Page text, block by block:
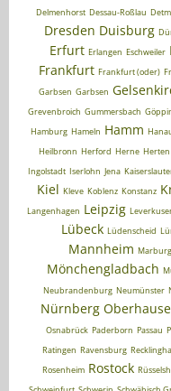
Delmenhorst Dessau-Roßlau
Dresden Duisburg
Erfurt Erlangen Eschweiler
Frankfurt Frankfurt (oder)
Garbsen Garbsen
Grevenbroich Gummersbach
Hamburg Hameln Hamm
Heilbronn Herford Herne Herten
Ingolstadt Iserlohn Jena
Kiel Kleve Koblenz Konstanz
Langenhagen Leipzig
Lübeck Lüdenscheid
Mannheim Marburg
Mönchengladbach
Neubrandenburg Neumünster
Nürnberg
Osnabrück Paderborn Passau
Ratingen Ravensburg
Rosenheim Rostock